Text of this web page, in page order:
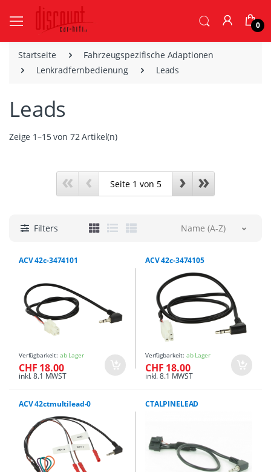
0
Startseite
Fahrzeugspezifische Adaptionen
Lenkradfernbedienung
Leads
Leads
Zeige 1–15 von 72 Artikel(n)
« ‹ › »
Filters Name (A-Z)
ACV 42c-3474101
Verfügbarkeit: ab Lager
CHF 18.00
inkl. 8.1 MWST
ACV 42c-3474105
Verfügbarkeit: ab Lager
CHF 18.00
inkl. 8.1 MWST
ACV 42ctmultilead-0 CTALPINELEAD